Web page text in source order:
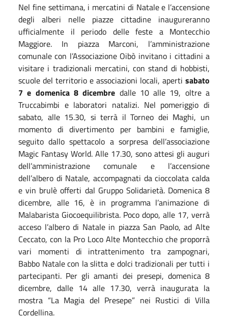
Nel fine settimana, i mercatini di Natale e l’accensione
degli alberi nelle piazze cittadine inaugureranno
ufficialmente il periodo delle feste a Montecchio
Maggiore. In piazza Marconi, l’amministrazione
comunale con l’Associazione Oibò invitano i cittadini a
visitare i tradizionali mercatini, con stand di hobbisti,
scuole del territorio e associazioni locali, aperti sabato
7 e domenica 8 dicembre dalle 10 alle 19, oltre a
Truccabimbi e laboratori natalizi. Nel pomeriggio di
sabato, alle 15.30, si terrà il Torneo dei Maghi, un
momento di divertimento per bambini e famiglie,
seguito dallo spettacolo a sorpresa dell’associazione
Magic Fantasy World. Alle 17.30, sono attesi gli auguri
dell’amministrazione comunale e l’accensione
dell’albero di Natale, accompagnati da cioccolata calda
e vin brulè offerti dal Gruppo Solidarietà. Domenica 8
dicembre, alle 16, è in programma l’animazione di
Malabarista Giocoequilibrista. Poco dopo, alle 17, verrà
acceso l’albero di Natale in piazza San Paolo, ad Alte
Ceccato, con la Pro Loco Alte Montecchio che proporrà
vari momenti di intrattenimento tra zampognari,
Babbo Natale con la slitta e dolci tradizionali per tutti i
partecipanti. Per gli amanti dei presepi, domenica 8
dicembre, dalle 14 alle 17.30, verrà inaugurata la
mostra “La Magia del Presepe” nei Rustici di Villa
Cordellina.